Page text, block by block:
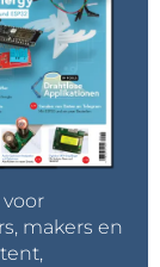
makers en